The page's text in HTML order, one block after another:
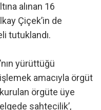
alınan 16
Çiçek’in de
tutuklandı.
yürüttüğü
amacıyla örgüt
kurulan örgüte üye
sahtecilik’,